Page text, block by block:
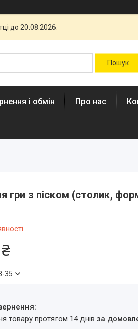
до 20.08.2026.
і обмін Про нас
гри з піском (столик,
35
товару протягом 14 днів за